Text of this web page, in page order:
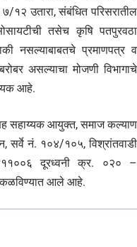
१२ उतारा, संबंधित परिसरातील
तसेच कृषि पतपुरवठा
नसल्याबाबतचे प्रमाणपत्र व
असल्याचा मोजणी विभागाचे
आहे.
सहाय्यक आयुक्त, समाज कल्याण
सर्वे नं. १०४/१०५, विश्रांतवाडी
दूरध्वनी क्र. ०२० –
कळविण्यात आले आहे.